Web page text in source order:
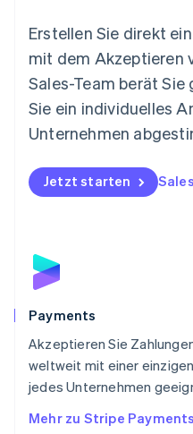
Erstellen Sie direkt
mit dem Akzeptieren
Sales-Team berät
Sie ein individuelles
Unternehmen
Jetzt starten
Payments
Akzeptieren Sie
weltweit mit einer
jedes Unternehmen
Mehr zu Stripe Payments
English
Niederlande
Nederlands English
Norwegen
English
Österreich
Polen
English
Portugal
Schweden
Schweiz
Singapur
English简体中文
Slowakei
Slowenien